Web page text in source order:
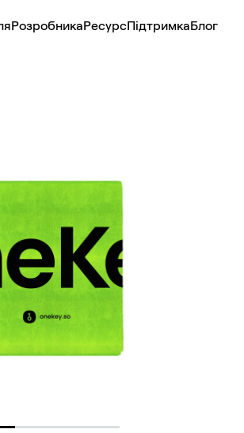
PозробникаРесурсПідтримкаБлог